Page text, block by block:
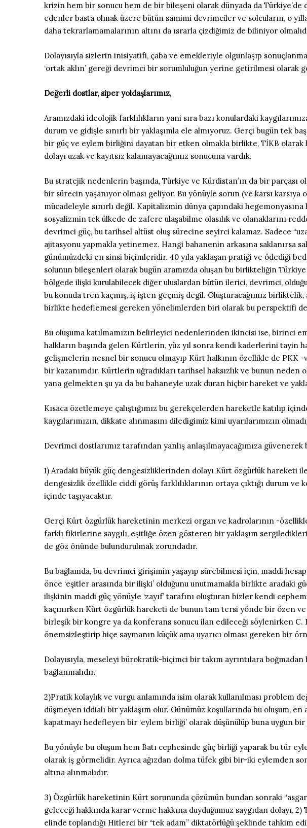
krizin hem bir sonucu hem de bir bileşeni olarak dünyada da Türkiye’de
edenler basta olmak üzere bütün samimi devrimciler ve solcuların, o
daha tekrarlamamalarının altını da ısrarla çizdiğimiz de biliniyor
Dolayısıyla sizlerin inisiyatifi, çaba ve emekleriyle olgunlaşıp
‘ortak aklın’ gereği devrimci bir sorumluluğun yerine getirilmesi olarak
Değerli dostlar, siper yoldaşlarımız,
Aramızdaki ideolojik farklılıkların yani sıra bazı konulardaki
durum ve gidişle sınırlı bir yaklaşımla ele almıyoruz. Gerçi bugün tek
bir güç ve eylem birliğini dayatan bir etken olmakla birlikte, TİKB olarak
dolayı uzak ve kayıtsız kalamayacağımız sonucuna vardık.
Bu stratejik nedenlerin başında, Türkiye ve Kürdistan’ın da bir
bir sürecin yaşanıyor olması geliyor. Bu yönüyle sorun (ve karsı
mücadeleyle sınırlı değil. Kapitalizmin dünya çapındaki
sosyalizmin tek ülkede de zafere ulaşabilme olasılık ve olanaklarını
devrimci güç, bu tarihsel altüst oluş sürecine seyirci kalamaz. Sadece
ajitasyonu yapmakla yetinemez. Hangi bahanenin arkasına
günümüzdeki en sinsi biçimleridir. 40 yıla yaklaşan pratiği ve ödediği
solunun bileşenleri olarak bugün aramızda oluşan bu birlikteliğin
bölgede ilişki kurulabilecek diğer uluslardan bütün ilerici, devrimci,
bu konuda tren kaçmış, iş işten geçmiş degil. Oluşturacağımız
birlikte hedeflemesi gereken yönelimlerden biri olarak bu perspektifi
Bu oluşuma katılmamızın belirleyici nedenlerinden ikincisi ise, birinci
halkların başında gelen Kürtlerin, yüz yıl sonra kendi kaderlerini tayin
gelişmelerin nesnel bir sonucu olmayıp Kürt halkının özellikle de
bir kazanımdır. Kürtlerin uğradıkları tarihsel haksızlık ve bunun
yana gelmekten şu ya da bu bahaneyle uzak duran hiçbir hareket ve
Kısaca özetlemeye çalıştığımız bu gerekçelerden hareketle katılıp
kaygılarımızın, dikkate alınmasını diledigimiz kimi uyarılarımızın
Devrimci dostlarımız tarafından yanlış anlaşılmayacağımıza
1) Aradaki büyük güç dengesizliklerinden dolayı Kürt özgürlük
dengesizlik özellikle ciddi görüş farklılıklarının ortaya çıktığı durum
içinde taşıyacaktır.
Gerçi Kürt özgürlük hareketinin merkezi organ ve kadrolarının -özellikle
farklı fikirlerine saygılı, eşitliğe özen gösteren bir yaklaşım
de göz önünde bulundurulmak zorundadır.
Bu bağlamda, bu devrimci girişimin yaşayıp sürebilmesi için, maddi
önce ‘eşitler arasında bir ilişki’ olduğunu unutmamakla birlikte
ilişkinin maddi güç yönüyle ‘zayıf’ tarafını oluşturan bizler kendi
kaçınırken Kürt özgürlük hareketi de bunun tam tersi yönde bir özen
birleşik bir kongre ya da konferans sonucu ilan edileceği söylenirken C.
önemsizleştirip hiçe saymanın küçük ama uyarıcı olması gereken bir
Dolayısıyla, meseleyi bürokratik-biçimci bir takım ayrıntılara
bağlanmalıdır.
2)Pratik kolaylık ve vurgu anlamında isim olarak kullanılması problem
düşmeyen iddialı bir yaklaşım olur. Günümüz koşullarında bu oluşum,
kapatmayı hedefleyen bir ‘eylem birliği’ olarak düşünülüp buna uygun
Bu yönüyle bu oluşum hem Batı cephesinde güç birliği yaparak bu tür
olarak iş görmelidir. Ayrıca ağızdan dolma tüfek gibi bir-iki eylemden
altına alınmalıdır.
3) Özgürlük hareketinin Kürt sorununda çözümün bundan sonraki
geleceği hakkında karar verme hakkına duyduğumuz saygıdan
elinde toplandığı Hitlerci bir “tek adam” diktatörlüğü şeklinde tahkim